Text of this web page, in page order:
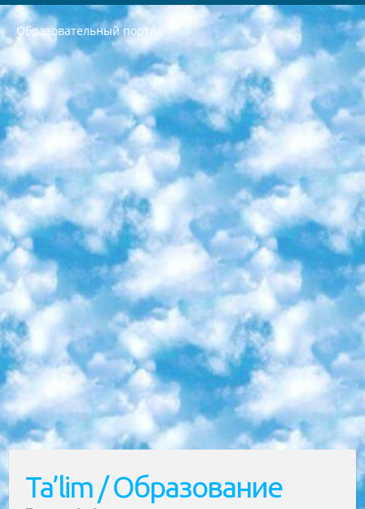
Образовательный портал
РЕСПУБЛИКА УЗБЕКИСТАН МИНИСТРЕРСТВО ДОШКОЛЬНОГО И ШКОЛЬНОГО ОБРАЗОВАНИЯ КОМАНДА в общеобразовательных учреждениях в 2023-2024 учебном году организация и проведение итоговой государственной аттестации обучающихся о Министра дошкольного и школьного образования Республики Узбекистан от 4 марта 2008 года (постановлением Минюста от 20 марта 2008 года № 1778 государственной регистрации) «Итоговое состояние учащихся общего среднего образования на основании положения об утверждении положения об аттестации общего среднего образования выпускной экзамен студентов в образовательных учреждениях в 2023-2024 учебном году В целях организации и прохождения аттестации приказываю: 1. Следующее: перечень предметов, по которым будет проводиться итоговая государственная аттестация и экзамен формы перевода согласно приложению 1; сертификаты международного образца, оценивающие уровень владения иностранными языками перечень согласно приложению 2; 2. Педагогический при специализированных образовательных учреждениях. научно-практический центр квалификации и международной оценки (Д.Давидова) 2024 г. До 25 марта: задания по предметам, по которым будет проводиться итоговая аттестация разработка и утверждение технических условий; итоговая аттестация на основании разработанного предметного задания разработка вопросов по предметам (устно и письменно), экзамен передача; общеобразовательные средние школы и специальные учебные заведения учащиеся выпускных классов школ и интернатов в агентской системе подготовка базы данных экзаменационных материалов и критериев оценки; перевод базы экзаменационных материалов на все языки обучения подать в Республиканский образовательный центр для изготовления; варианты экзаменов на основе разработанных контрольных материалов пусть будут поставлены задачи формирования. 3. Республиканский образовательный центр (Ш.Худайкулов) до 5 апреля 2024 года. до: база данных предоставленных экзаменационных материалов на все языки обучения перевод и экспертиза; для слепых, слабовидящих, глухих, слабослышащих и умственно отсталых детей учащиеся выпускных классов специализированных школ и школ-интернатов база данных экзаменационных материалов на всех преподаваемых языках подготовка критериев оценки; специализированные школы для умственно отсталых детей и технологии для учащихся выпускных классов школ-интернатов разработка соответствующих рекомендаций и критериев проведения ЕГЭ по естествознанию давать задания. 4. Педагогический при специализированных образовательных учреждениях. Научно-практический центр навыков и международной оценки (Д.Давидова), Республика образовательный центр (Худайкулов Ш.) итоговый государственный аттестационный экзамен ориентирован на творческое и логическое мышление при подготовке базы материалов учитывать введение заданий. 5. Следует отметить, что: сертификат государственного образца о знании общеобразовательного предмета и как минимум национальный уровень B1 по предметам на иностранных языках, указанным в Приложении 2. или международно признанный сертификат эквивалентного уровня студенты, изучающие определенный предмет, освобождаются от экзамена; по соответствующим предметам запланирована итоговая государственная аттестация за день до дня, путем жеребьевки Рабочей группой (в письменной форме по предметам, проводимым в форме) из числа сформированных вариантов выбрано 2 варианта; 2 выбранных варианта экзамена анонсированы на официальном сайте министерства и все выпускники по всей стране на основе этих вариантов проводит итоговую государственную аттестацию. 6. Государственное образование учащихся средних общеобразовательных учреждений. знания в соответствии с квалификационными требованиями, которые необходимо приобрести на основании стандартов итоговый (выпускной) контроль для 9 и 11 классов в целях тестирования Экзамены (далее – экзамены) состоят из предметов, перечисленных в приложении 1. будет сделано. 7. Экзамены пройдут с 26 мая по 15 июня 2024 г. (кроме науки физического воспитания). 8. Физическая для учащихся 9 классов общесредних образовательных учреждений. Экзамены по предмету «Образование, квалификация медицина» 1-6 мая 2024 года. сотрудники перевести под присмотр (с отклонениями в физическом или умственном развитии) специализированная школа для детей, школы-интернаты и со сколиозом школы-интернаты санаторного типа для больных детей исключены). 9. Он был слепым, слабовидящим и имел нарушения опорно-двигательного аппарата. экзамены в специализированных школах и интернатах для детей должны проводиться исходя из требований, предъявляемых к общеобразовательным учреждениям (физкультура кроме науки). 10. Специализированная школа для глухих и слабослышащих детей. и экзамены в интернатах и быть реализован в виде письменного теста по математике. 11. Специальность для умственно отсталых детей. Для 9 класса Родной язык и литературное письмо Государственный язык (язык обучения – узбекский). для неклассов) написано Математическое письмо Письменная/устная история Узбекистана Физическое воспитание практично Итоговый контроль Для 11 класса Написание родного языка и литературы (эссе) Математическое письмо Узбекский язык (обучение на узбекском языке) не посещающее общее среднее образование для учреждений)/Образовательное учреждение выбор письменный и устный Иностранный язык письменный/устный Письменная/устная история Узбекистана *По выбору студента:  Химия  Физика  Основы государственного права  География 10 бесплатных образовательных ресурсов - Мы составили подборку онлайн-проектов с интерактивными упражнениями, видеолекциями и статьями. Они помогут вам обрести новые и освежить старые знания бесплатно. 1. «ИНТУИТ» Старейшая образовательная площадка Рунета. Здесь вы найдёте сотни текстовых и видеокурсов на десятки различных тем — от программирования до психологии. Многие курсы подготовлены российскими университетами и крупными международными компаниями вроде Intel и Microsoft. Самостоятельное обучение бесплатное, но желающие могут оплатить услуги персональных наставников. 2. «Смартия» знакомит с актуальными профессиями и подсказывает, как им обучаться. Выбрав заинтересовавшую вас специальность — SMM-специалист, фотограф, веб-дизайнер или другую, — увидите список необходимых для неё умений. Чтобы вы могли освоить их самостоятельно, для каждого умения площадка отображает подборку ссылок на учебные материалы. Хотя «Смартия» ориентируется на русскоязычную аудиторию, часть контента всё же доступна только на английском. 3. «Лекторий Физтеха» Проект Московского физико-технического института (Физтеха). С его помощью вы можете смотреть онлайн серии лекций, записанные на видео в этом вузе. В числе доступных предметов — физика, биология, химия, информационные технологии и другие. К некоторым лекциям администрация ресурса прилагает готовые конспекты, которые можно скачивать в PDF-формате. 4. ITMOcourses Онлайн-площадка Санкт-Петербургского национального исследовательского университета информационных технологий, механики и оптики (ИТМО). Ресурс предоставляет свободный доступ к курсам, разработанным в этом вузе. Каталог материалов разбит на четыре категории: «Оптические системы и технологии», «Приборостроение и робототехника», «Информационные технологии» и «Биотехнологии». Курсы состоят из видеолекций, интерактивных демонстраций и заданий. 5. «КиберЛенинка» Электронная научная библиотека открытого доступа. Каталог площадки регулярно обрастает текстами статей из различных научных изданий. Сгруппированные по журналам и рубрикам публикации можно читать онлайн или скачивать целиком в PDF-формате. Проект нацелен на популяризацию науки за счёт открытого доступа к качественной информации. 6. «ПостНаука» На этом ресурсе публикуют подборки видеолекций, составленные экспертами из разных отраслей и объединённые общими темами. Среди них, к примеру, есть серии «Биоинформатика и геномика», «Культура средневековой Скандинавии» и Cinema Studies о теории кино. Каждая подборка лекций — логически связанная история, рассказанная экспертом от первого лица. Кроме того, на сайте появляются научно-образовательные статьи и тесты на разные темы. 7. «Newочём» Команда проекта «Newочём» отбирает самые интересные тексты из англоязычных СМИ и переводит те из них, за которые голосуют участники сообщества «ВКонтакте». По большей части это научно-популярные статьи. Редакторы придумывают лишь заголовки, в остальном содержание переводов соответствует оригиналам. Полные тексты можно читать прямо в социальной сети. 8. InternetUrok Онлайн-база материалов по основным дисциплинам школьной программы. Информация на сайте структурирована по классам, предметам и темам (урокам). Каждый урок состоит из видеолекций и конспектов. Есть также интерактивные тренажёры и тесты для закрепления пройденного материала. Даже если вы давно окончили школу, возможность повторить программу старших классов всегда может пригодиться. 9. Edutainme Ещё один ресурс об образовании. В отличие от Newtonew, как мне кажется, Edutainme больше ориентируется на представителей индустрии: педагогов, предпринимателей, разработчиков образовательных проектов. Но и любой, кто просто стремится к саморазвитию, найдёт на сайте много полезного и интересного для себя. Например, информацию о новых курсах и образовательных сервисах. 10. Newtonew Онлайн-медиа об образовании и обучении в широком смысле. Авторы Newtonew пишут об инструментах, заведениях, тактиках и стратегиях, которые помогают учить других и получать новые знания самостоятельно. На этой площадке вы найдёте новости, обзоры, аналитические мат
Ta’lim / Образование